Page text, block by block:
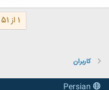
1 از 51
کاربران